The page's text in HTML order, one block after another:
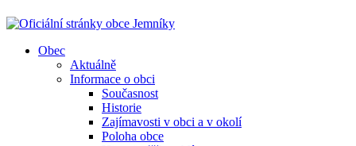
Obec
Aktuálně
Informace o obci
Současnost
Historie
Zajímavosti v obci a v okolí
Poloha obce